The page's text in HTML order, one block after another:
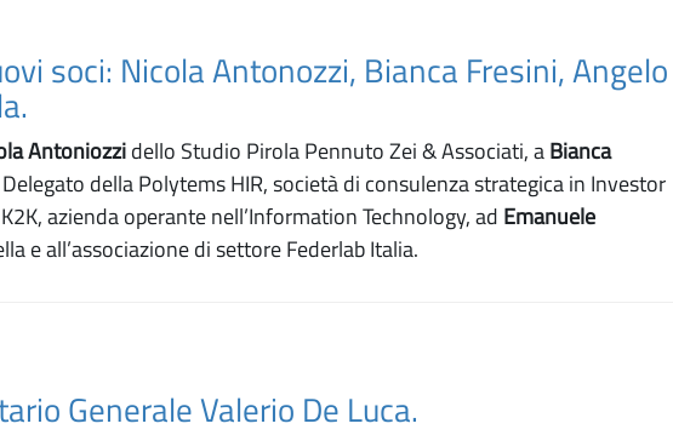
soci: Nicola Antonozzi, Bianca Fresini, Angelo
Antoniozzidello Studio Pirola Pennuto Zei & Associati, aBianca
della Polytems HIR, società di consulenza strategica in Investor
azienda operante nell’Information Technology, ad Emanuele
e all’associazione di settore Federlab Italia.
Generale Valerio De Luca.